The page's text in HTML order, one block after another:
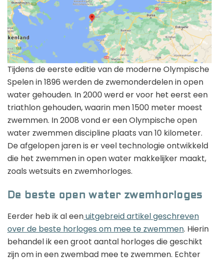
Tijdens de eerste editie van de moderne Olympische
Spelen in 1896 werden de zwemonderdelen in open
water gehouden. In 2000 werd er voor het eerst een
triathlon gehouden, waarin men 1500 meter moest
zwemmen. In 2008 vond er een Olympische open
water zwemmen discipline plaats van 10 kilometer.
De afgelopen jaren is er veel technologie ontwikkeld
die het zwemmen in open water makkelijker maakt,
zoals wetsuits en zwemhorloges.
De beste open water zwemhorloges
Eerder heb ik al eenuitgebreid artikel geschreven
over de beste horloges om mee te zwemmen. Hierin
behandel ik een groot aantal horloges die geschikt
zijn om in een zwembad mee te zwemmen. Echter